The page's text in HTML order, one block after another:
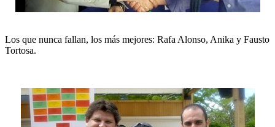
Los que nunca fallan, los más mejores: Rafa Alonso, Anika y Fausto
Tortosa.